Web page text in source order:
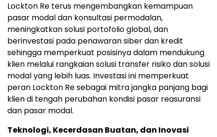
Lockton Re terus mengembangkan kemampuan
pasar modal dan konsultasi permodalan,
meningkatkan solusi portofolio global, dan
berinvestasi pada penawaran siber dan kredit
sehingga memperkuat posisinya dalam mendukung
klien melalui rangkaian solusi transfer risiko dan solusi
modal yang lebih luas. Investasi ini memperkuat
peran Lockton Re sebagai mitra jangka panjang bagi
klien di tengah perubahan kondisi pasar reasuransi
dan pasar modal.
Teknologi, Kecerdasan Buatan, dan Inovasi